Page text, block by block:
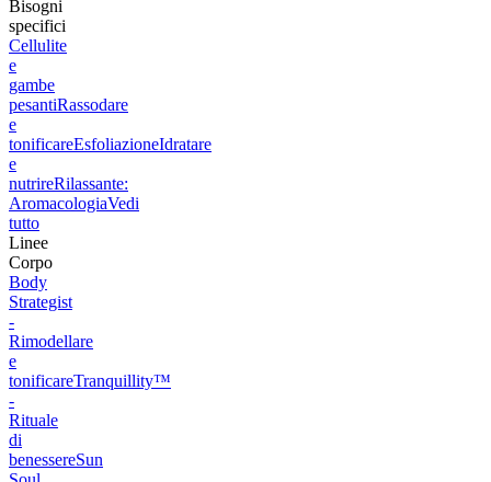
Bisogni
specifici
Cellulite
e
gambe
pesantiRassodare
e
tonificareEsfoliazioneIdratare
e
nutrireRilassante:
AromacologiaVedi
tutto
Linee
Corpo
Body
Strategist
-
Rimodellare
e
tonificareTranquillity™
-
Rituale
di
benessereSun